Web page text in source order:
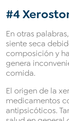
#4
En otras
siente seca
composición y
genera
comida.
El origen de la
medicamentos
antipsicóticos.